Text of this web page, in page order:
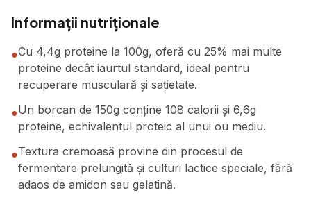
Informații nutriționale
●Cu 4,4g proteine la 100g, oferă cu 25% mai multe
proteine decât iaurtul standard, ideal pentru
recuperare musculară și sațietate.
●Un borcan de 150g conține 108 calorii și 6,6g
proteine, echivalentul proteic al unui ou mediu.
●Textura cremoasă provine din procesul de
fermentare prelungită și culturi lactice speciale, fără
adaos de amidon sau gelatină.